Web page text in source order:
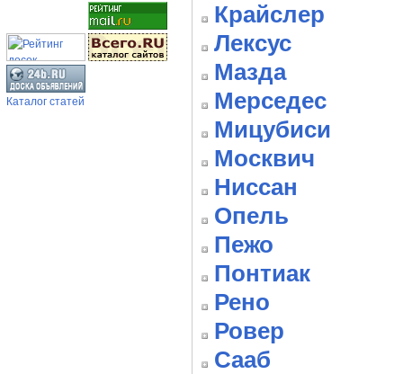
Каталог статей
Крайслер
Лексус
Мазда
Мерседес
Мицубиси
Москвич
Ниссан
Опель
Пежо
Понтиак
Рено
Ровер
Сааб